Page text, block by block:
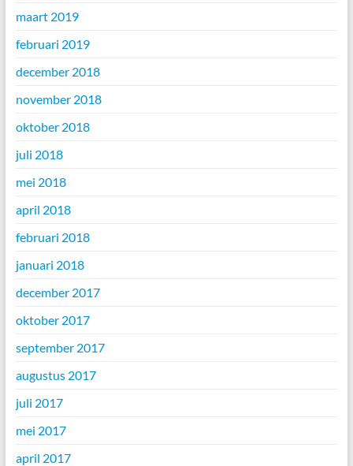
maart 2019
februari 2019
december 2018
november 2018
oktober 2018
juli 2018
mei 2018
april 2018
februari 2018
januari 2018
december 2017
oktober 2017
september 2017
augustus 2017
juli 2017
mei 2017
april 2017